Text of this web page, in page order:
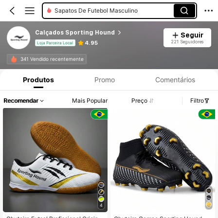
Sapatos De Futebol Masculino
Calçados Sporting Hound
Loja Parceira Local 4.95
Seguir
221 Seguidores
341 Vendido recentemente
Produtos Promo Comentários
Recomendar Mais Popular Preço Filtro
4